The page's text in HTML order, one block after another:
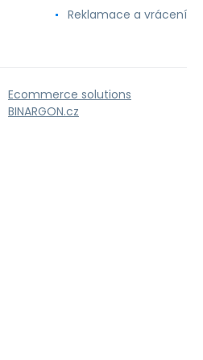
Reklamace a vrácení
Ecommerce solutions
BINARGON.cz